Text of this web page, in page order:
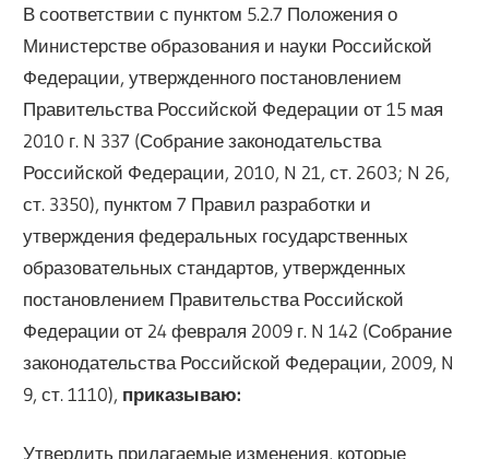
В соответствии с пунктом 5.2.7 Положения о
Министерстве образования и науки Российской
Федерации, утвержденного постановлением
Правительства Российской Федерации от 15 мая
2010 г. N 337 (Собрание законодательства
Российской Федерации, 2010, N 21, ст. 2603; N 26,
ст. 3350), пунктом 7 Правил разработки и
утверждения федеральных государственных
образовательных стандартов, утвержденных
постановлением Правительства Российской
Федерации от 24 февраля 2009 г. N 142 (Собрание
законодательства Российской Федерации, 2009, N
9, ст. 1110), приказываю:
Утвердить прилагаемые изменения, которые